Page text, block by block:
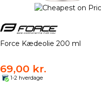
Force Kædeolie 200 ml
69,00 kr.
1-2 hverdage